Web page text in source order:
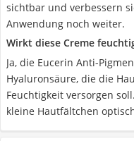
sichtbar und verbessern
Anwendung noch weiter.
Wirkt diese Creme
Ja, die Eucerin Anti-
Hyaluronsäure, die die
Feuchtigkeit versorgen
kleine Hautfältchen